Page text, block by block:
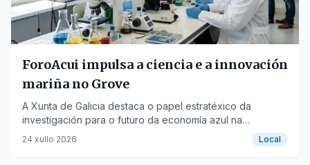
📍 O Grove City
ForoAcui impulsa a ciencia e a innovación
mariña no Grove
A Xunta de Galicia destaca o papel estratéxico da
investigación para o futuro da economía azul na
comunidade.
24 xullo 2026 Local